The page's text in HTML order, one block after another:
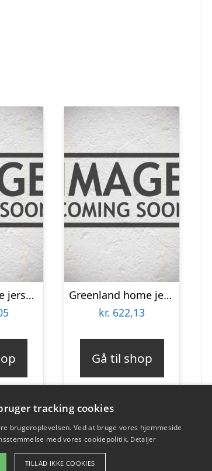
England home jersey World Cup 2014 – youth-YL | 147-158
Greenland home jersey 2024/26 – mens-XXL
kr. 622,13
Gå til shop
tracking cookies
brugeroplevelsen. Ved at bruge vores hjemmeside
med vores cookiepolitik. Detaljer
TILLAD IKKE COOKIES